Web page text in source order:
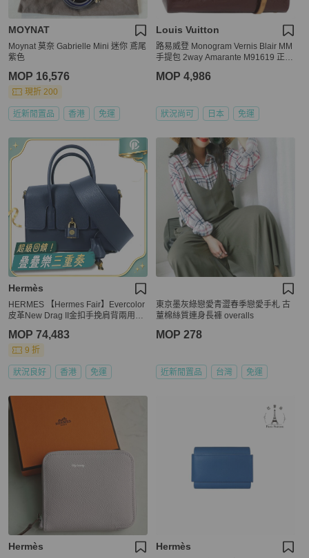
MOYNAT
Moynat 莫奈 Gabrielle Mini 迷你 鳶尾
紫色
MOP 16,576
現折 200
近新閒置品 香港 免運
Louis Vuitton
路易威登 Monogram Vernis Blair MM
手提包 2way Amarante M91619 正品
MOP 4,986
狀況尚可 日本 免運
Hermès
HERMES 【Hermes Fair】Evercolor
皮革New Drag II金扣手挽肩背兩用袋
MOP 74,483
9 折
狀況良好 香港 免運
東京墨灰綠戀愛青澀春季戀愛手札 古
蕫棉絲質連身長褲 overalls
MOP 278
近新閒置品 台灣 免運
Hermès Hermès